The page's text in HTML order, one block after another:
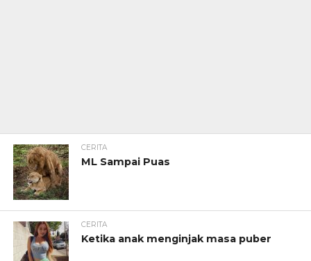
CERITA
ML Sampai Puas
CERITA
Ketika anak menginjak masa puber